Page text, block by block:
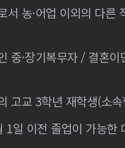
서 농·어업 이외의 다른
중·장기복무자 / 결혼
고교 3학년 재학생(소
1일 이전 졸업이 가능한